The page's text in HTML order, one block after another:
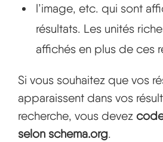
l’image, etc. qui sont
résultats. Les unités
affichés en plus de ces
Si vous souhaitez que vos
apparaissent dans vos
recherche, vous devez
selon schema.org.